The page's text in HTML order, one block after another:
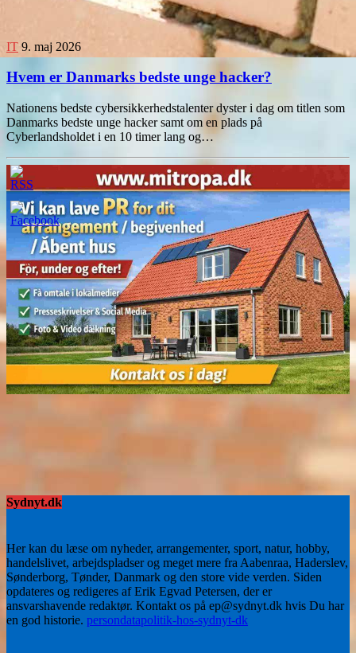
IT 9. maj 2026
Hvem er Danmarks bedste unge hacker?
Nationens bedste cybersikkerhedstalenter dyster i dag om titlen som
Danmarks bedste unge hacker samt om en plads på
Cyberlandsholdet i en 10 timer lang og…
Sydnyt.dk
Her kan du læse om nyheder, arrangementer, sport, natur, hobby,
handelslivet, arbejdspladser og meget mere fra Aabenraa, Haderslev,
Sønderborg, Tønder, Danmark og den store vide verden. Siden
opdateres og redigeres af Erik Egvad Petersen, der er
ansvarshavende redaktør. Kontakt os på ep@sydnyt.dk hvis Du har
en god historie. persondatapolitik-hos-sydnyt-dk